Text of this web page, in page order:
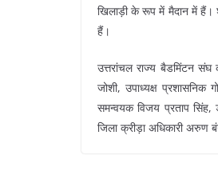
खिलाड़ी के रूप में मैदान में हैं।
हैं।
उत्तरांचल राज्य बैडमिंटन संघ
जोशी, उपाध्यक्ष
समन्वयक विजय प्रताप सिंह,
जिला क्रीड़ा अधिकारी अरुण